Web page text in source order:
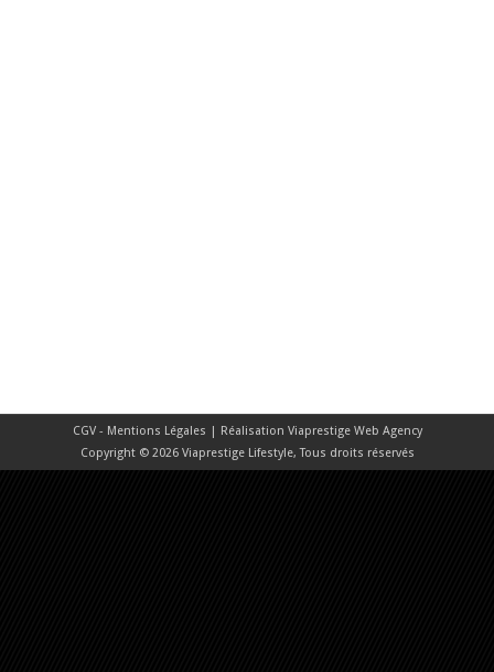
CGV - Mentions Légales | Réalisation Viaprestige Web Agency
Copyright © 2026 Viaprestige Lifestyle, Tous droits réservés